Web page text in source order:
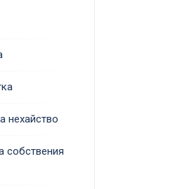
нехайство
собствения